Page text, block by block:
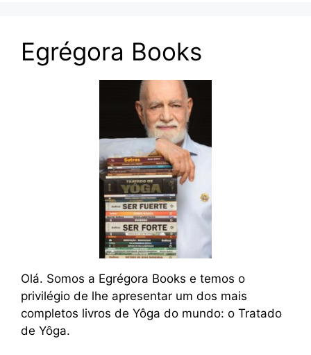
Egrégora Books
Olá. Somos a Egrégora Books e temos o
privilégio de lhe apresentar um dos mais
completos livros de Yôga do mundo: o Tratado
de Yôga.